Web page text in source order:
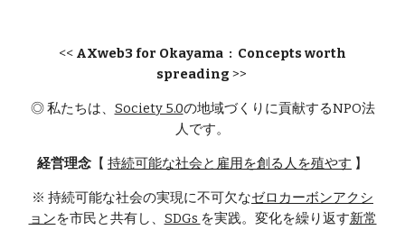
<< AXweb3 for Okayama : Concepts worth
spreading >>
◎ 私たちは、 Society 5.0の地域づくりに貢献するNPO法
人です。
経営理念 【 持続可能な社会と雇用を創る人を殖やす 】
※ 持続可能な社会の実現に不可欠なゼロカーボンアクシ
ョンを市民と共有し、 SDGs を実践。変化を繰り返す新常